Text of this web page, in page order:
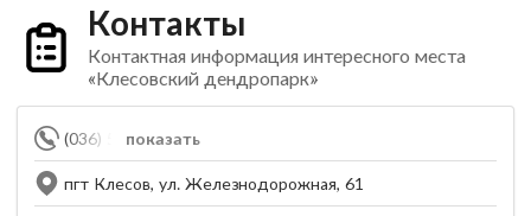
Контакты
Контактная информация интересного места
«Клесовский дендропарк»
показать
(036) 555-06-00
пгт Клесов, ул. Железнодорожная, 61